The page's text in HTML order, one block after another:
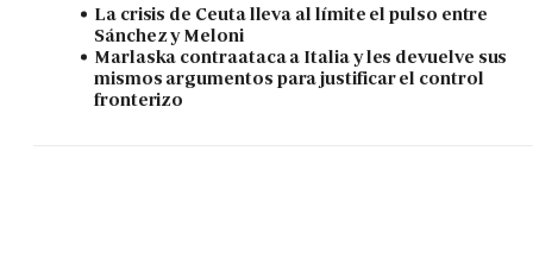
La crisis de Ceuta lleva al límite el pulso entre
Sánchez y Meloni
Marlaska contraataca a Italia y les devuelve sus
mismos argumentos para justificar el control
fronterizo